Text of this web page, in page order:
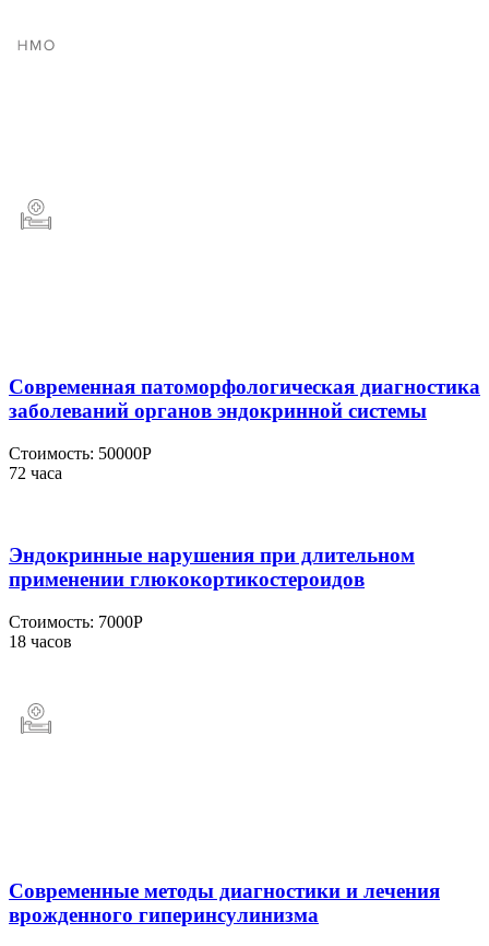
Современная патоморфологическая диагностика
заболеваний органов эндокринной системы
Стоимость: 50000Р
72 часа
Эндокринные нарушения при длительном
применении глюкокортикостероидов
Стоимость: 7000Р
18 часов
Современные методы диагностики и лечения
врожденного гиперинсулинизма